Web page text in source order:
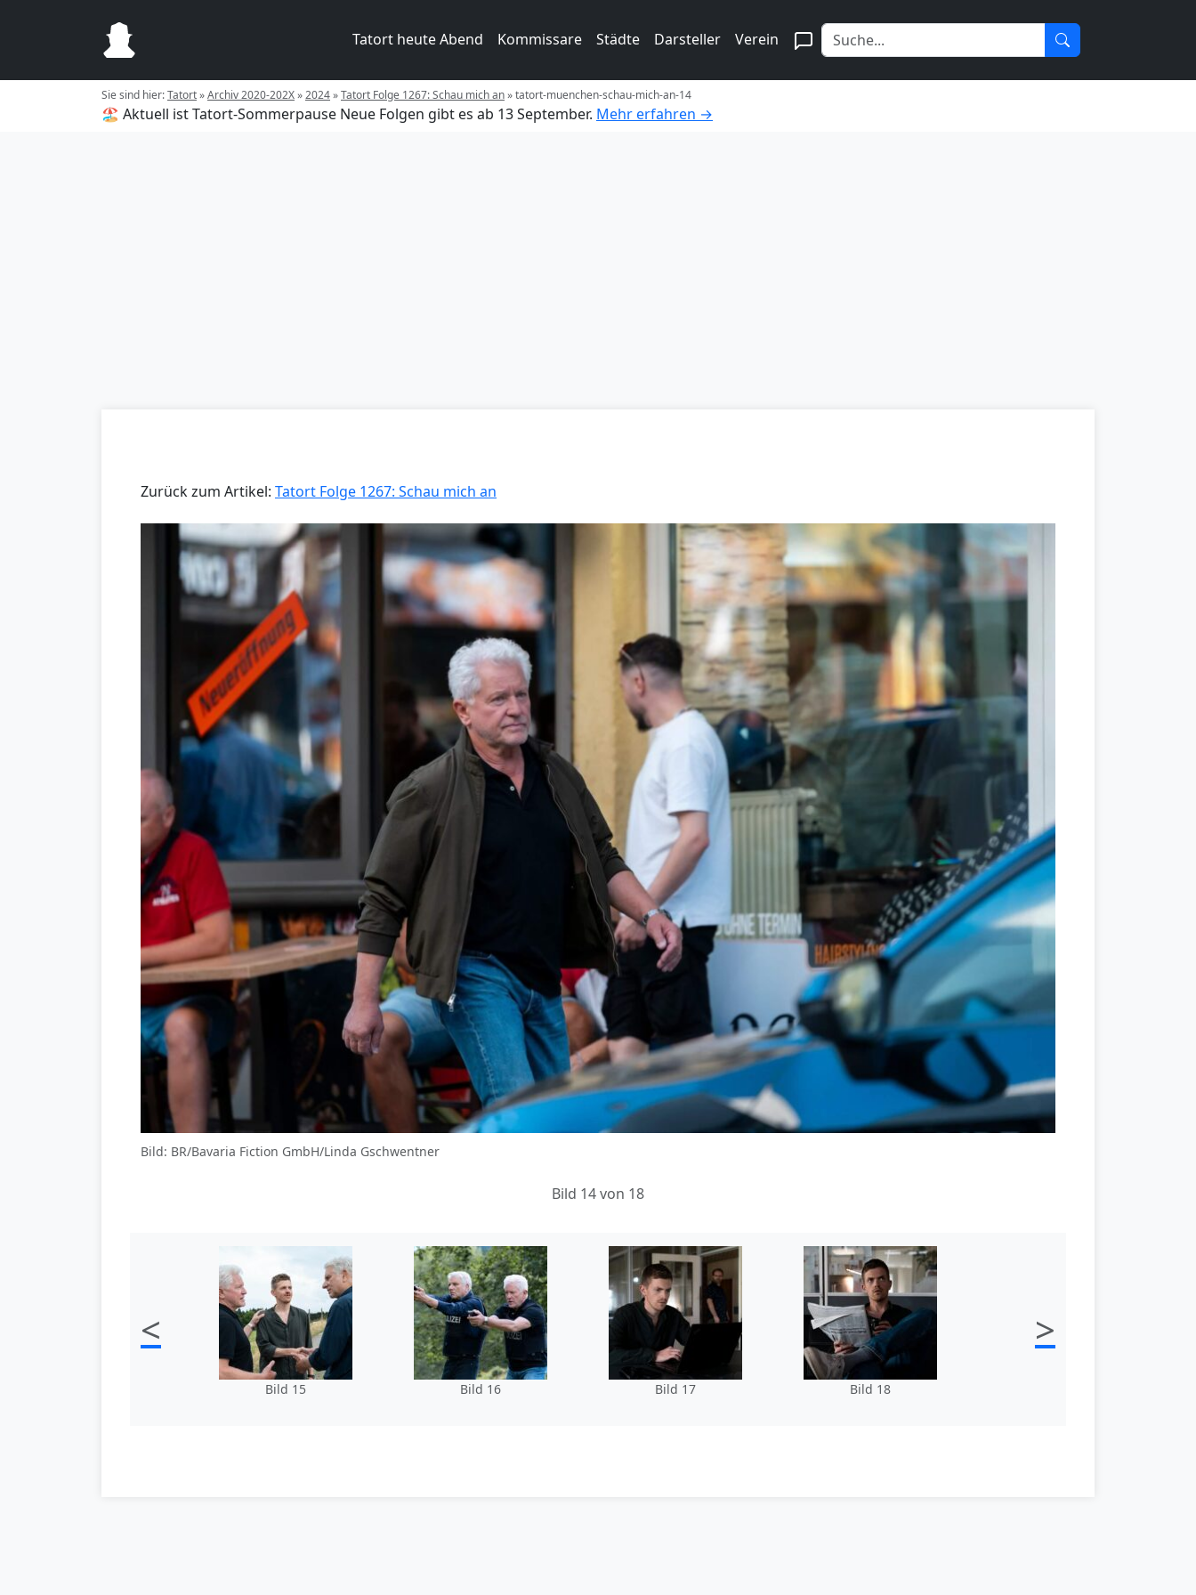
Tatort heute Abend Kommissare Städte Darsteller Verein
Sie sind hier:Tatort»Archiv 2020-202X»2024»Tatort Folge 1267: Schau mich an»tatort-muenchen-schau-mich-an-14
🏖️ Aktuell ist Tatort-Sommerpause Neue Folgen gibt es ab 13 September. Mehr erfahren →
Zurück zum Artikel: Tatort Folge 1267: Schau mich an
Bild: BR/Bavaria Fiction GmbH/Linda Gschwentner
Bild 14 von 18
<
Bild 15 Bild 16 Bild 17 Bild 18
>